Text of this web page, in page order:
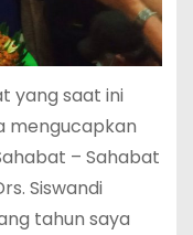
yang saat ini
mengucapkan
– Sahabat
Siswandi
tahun saya